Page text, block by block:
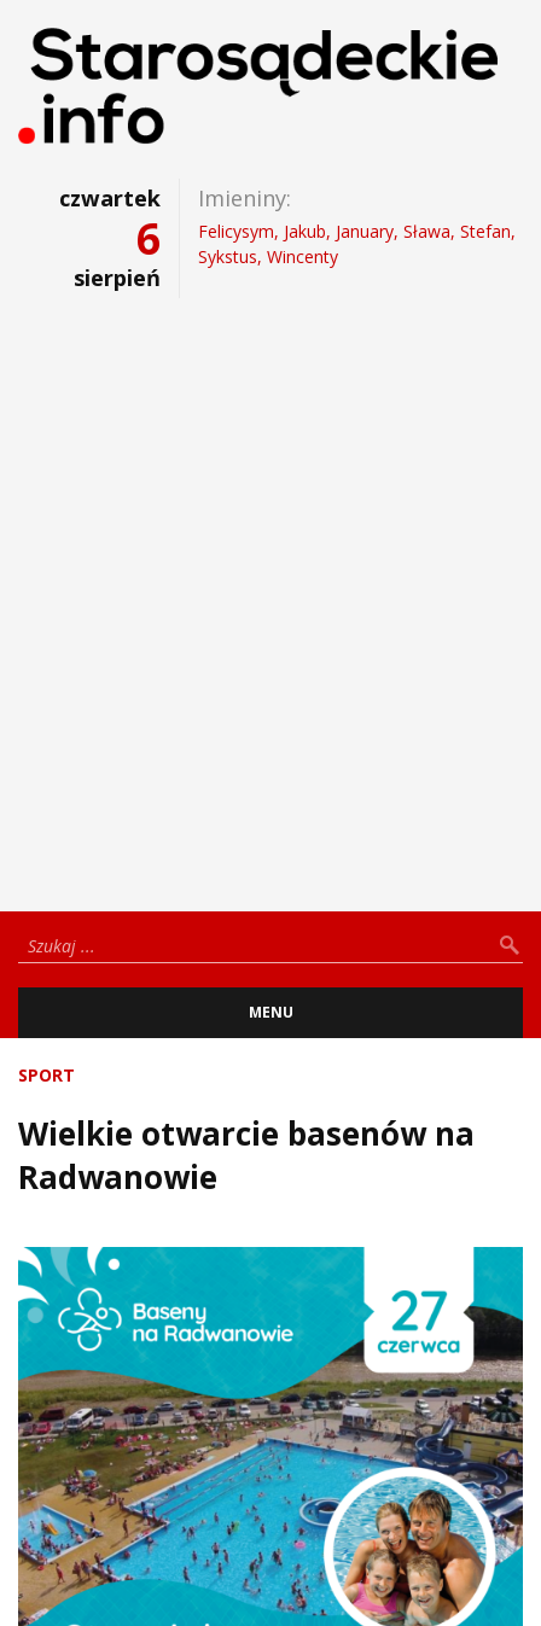
czwartek
6
sierpień
Imieniny:
Felicysym, Jakub, January, Sława, Stefan,
Sykstus, Wincenty
MENU
SPORT
Wielkie otwarcie basenów na
Radwanowie